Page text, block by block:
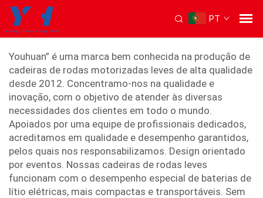
PT
cadeira de rodas leve
Youhuan” é uma marca bem conhecida na produção de
cadeiras de rodas motorizadas leves de alta qualidade
desde 2012. Concentramo-nos na qualidade e
inovação, com o objetivo de atender às diversas
necessidades dos clientes em todo o mundo.
Apoiados por uma equipe de profissionais dedicados,
acreditamos em qualidade e desempenho garantidos,
pelos quais nos responsabilizamos. Design orientado
por eventos. Nossas cadeiras de rodas leves
funcionam com o desempenho especial de baterias de
lítio elétricas, mais compactas e transportáveis. Sem